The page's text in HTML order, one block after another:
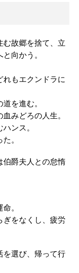
む故郷を捨て、立
向かう。
れもエクンドラに
を進む。
みどろの人生。
ンス。
。
伯爵夫人との怠惰
。
ぎをなくし、疲労
を選び、帰って行